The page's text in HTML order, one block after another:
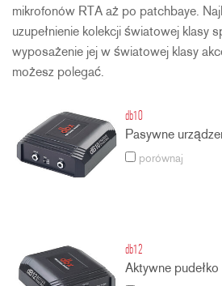
mikrofonów RTA aż po patchbaye.
uzupełnienie kolekcji światowej klasy
wyposażenie jej w światowej klasy
możesz polegać.
db10
Pasywne
porównaj
db12
Aktywne